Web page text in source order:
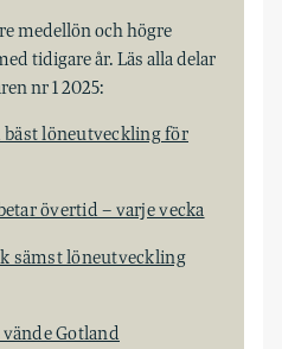
medellön och högre
tidigare år. Läs alla delar
nr 1 2025:
löneutveckling för
övertid – varje vecka
sämst löneutveckling
Gotland